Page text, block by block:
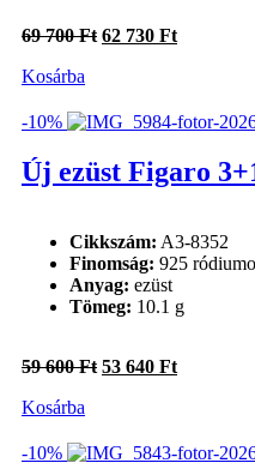
69 700Ft Original
700 Ft.
62 730 FtCurrent
730 Ft.
Kosárba
-10%
Új ezüst Figaro
Cikkszám: A3-8352
Finomság: 925
Anyag: ezüst
Tömeg: 10.1 g
59 600Ft Original
600 Ft.
53 640 FtCurrent
640 Ft.
Kosárba
-10%